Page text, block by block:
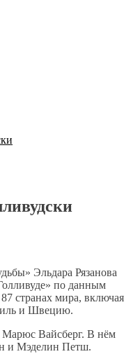
Эльдара Рязанова
по данным
странах мира, включая
и Швецию.
Марюс Вайсберг. В нём
и Мэделин Петш.